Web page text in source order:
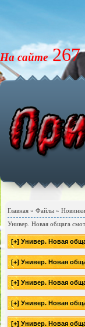
На сайте267
Главная » Файлы »
Универ. Новая общага